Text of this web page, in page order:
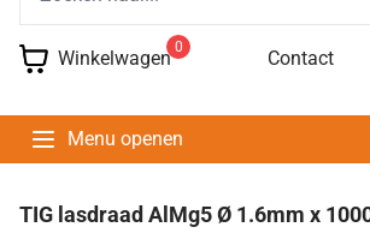
Winkelwagen 0 Contact
Menu openen
TIG lasdraad AlMg5 Ø 1.6mm x